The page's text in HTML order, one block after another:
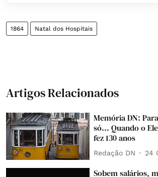
1864 Natal dos Hospitais
Artigos Relacionados
Memória DN:
só... Quando o
fez 130 anos
Redação DN 24
Sobem salários,